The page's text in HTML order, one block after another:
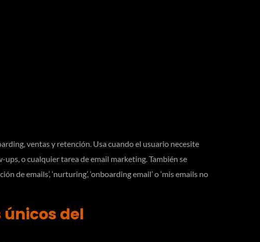
ventas y retención. Usa cuando el usuario necesite
o cualquier tarea de email marketing. También se
de emails’, ‘nurturing’, ‘onboarding email’ o ‘mis emails no
del